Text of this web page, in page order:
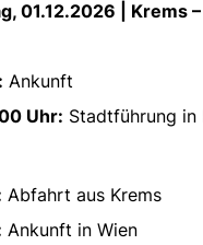
01.12.2026 | Krems
Ankunft
Uhr: Stadtführung in
Abfahrt aus Krems
Ankunft in Wien